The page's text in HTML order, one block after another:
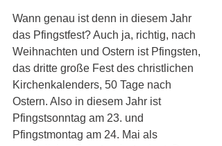
Wann genau ist denn in diesem Jahr
das Pfingstfest? Auch ja, richtig, nach
Weihnachten und Ostern ist Pfingsten,
das dritte große Fest des christlichen
Kirchenkalenders, 50 Tage nach
Ostern. Also in diesem Jahr ist
Pfingstsonntag am 23. und
Pfingstmontag am 24. Mai als